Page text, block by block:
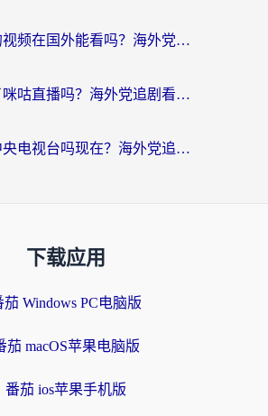
腾讯缓存的视频在国外能看吗？海外党追剧看片的终极解决方案
国外看不了咪咕直播吗？海外党追剧看片的加速器选择指南
国外能看中央电视台吗现在？海外党追剧看央视的实用指南
下载应用
茄 Windows PC电脑版
茄 macOS苹果电脑版
番茄 ios苹果手机版